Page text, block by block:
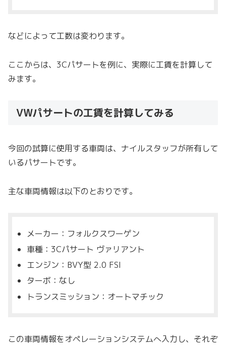
などによって工数は変わります。
ここからは、3Cパサートを例に、実際に工賃を計算して
みます。
VWパサートの工賃を計算してみる
今回の試算に使用する車両は、ナイルスタッフが所有して
いるパサートです。
主な車両情報は以下のとおりです。
メーカー：フォルクスワーゲン
車種：3Cパサート ヴァリアント
エンジン：BVY型 2.0 FSI
ターボ：なし
トランスミッション：オートマチック
この車両情報をオペレーションシステムへ入力し、それぞ